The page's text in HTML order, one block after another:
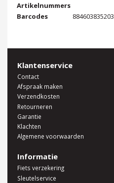
Artikelnummers
Barcodes
884603835203
Klantenservice
Contact
Afspraak maken
Verzendkosten
Retourneren
Garantie
Klachten
Algemene voorwaarden
Informatie
Fiets verzekering
Sleutelservice